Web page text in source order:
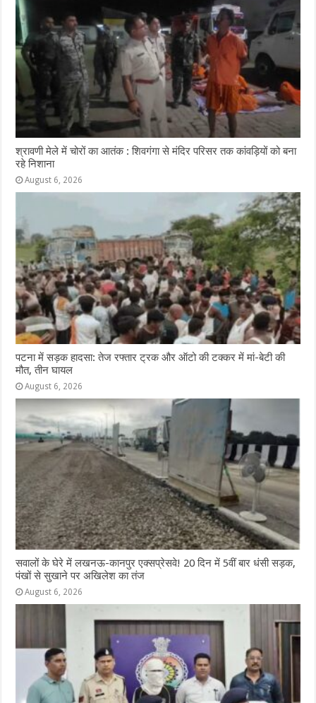
श्रावणी मेले में चोरों का आतंक : शिवगंगा से मंदिर परिसर तक कांवड़ियों को बना
रहे निशाना
August 6, 2026
पटना में सड़क हादसा: तेज रफ्तार ट्रक और ऑटो की टक्कर में मां-बेटी की
मौत, तीन घायल
August 6, 2026
सवालों के घेरे में लखनऊ-कानपुर एक्सप्रेसवे! 20 दिन में 5वीं बार धंसी सड़क,
पंखों से सुखाने पर अखिलेश का तंज
August 6, 2026